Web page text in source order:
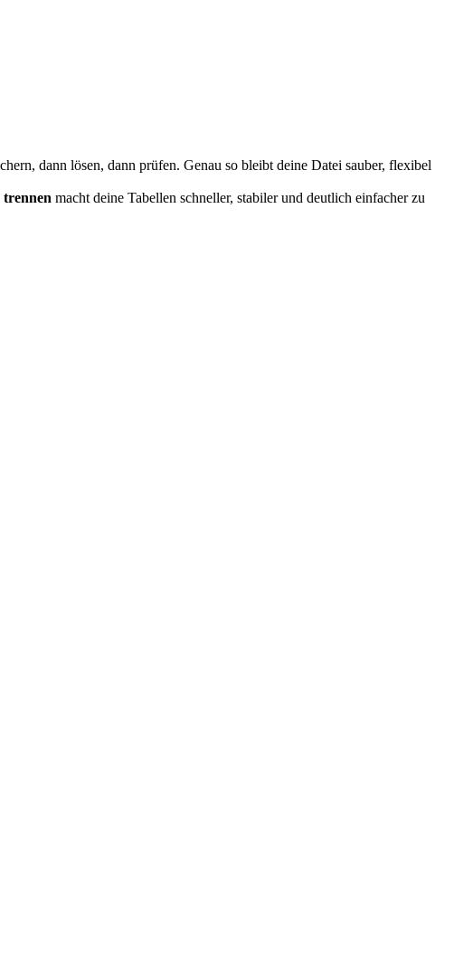
dann lösen, dann prüfen. Genau so bleibt deine Datei sauber, flexibel
trennen macht deine Tabellen schneller, stabiler und deutlich einfacher zu